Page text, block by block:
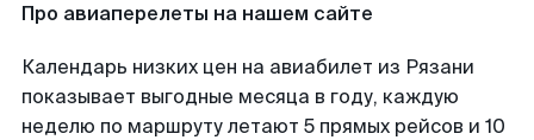
Про авиаперелеты на нашем сайте
Календарь низких цен на авиабилет из Рязани
показывает выгодные месяца в году, каждую
неделю по маршруту летают 5 прямых рейсов и 10